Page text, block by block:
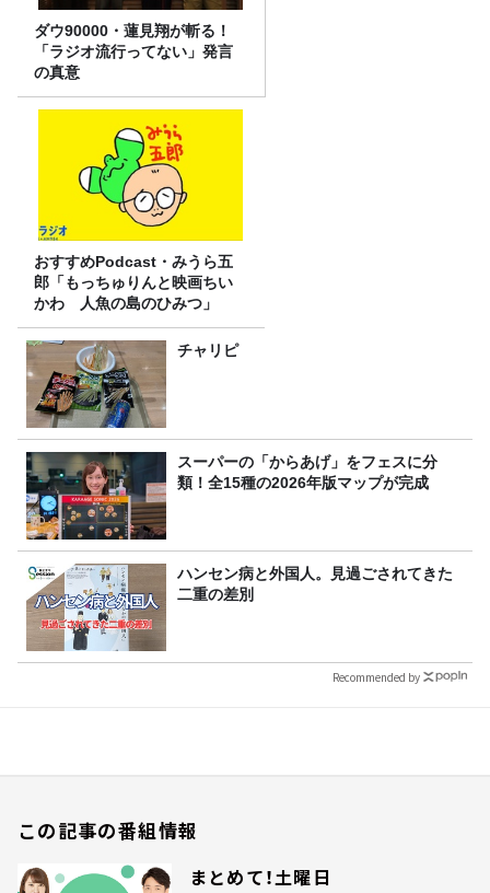
ダウ90000・蓮見翔が斬る！
「ラジオ流行ってない」発言
の真意
おすすめPodcast・みうら五
郎「もっちゅりんと映画ちい
かわ 人魚の島のひみつ」
チャリピ
スーパーの「からあげ」をフェスに分
類！全15種の2026年版マップが完成
ハンセン病と外国人。見過ごされてきた
二重の差別
Recommended by
この記事の番組情報
まとめて！土曜日